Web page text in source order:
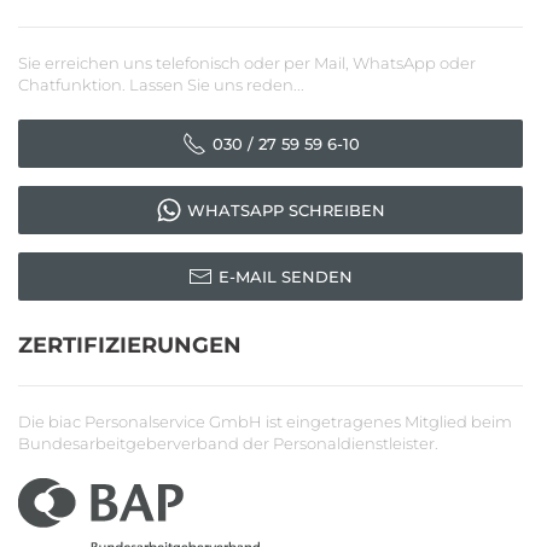
Sie erreichen uns telefonisch oder per Mail, WhatsApp oder
Chatfunktion. Lassen Sie uns reden...
030 / 27 59 59 6-10
WHATSAPP SCHREIBEN
E-MAIL SENDEN
ZERTIFIZIERUNGEN
Die biac Personalservice GmbH ist eingetragenes Mitglied beim
Bundesarbeitgeberverband der Personaldienstleister.